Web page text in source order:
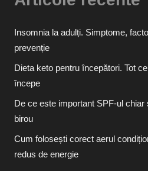
Insomnia la adulți. Simptome,
prevenție
Dieta keto pentru începători. Tot
începe
De ce este important SPF-ul
birou
Cum folosești corect aerul
redus de energie